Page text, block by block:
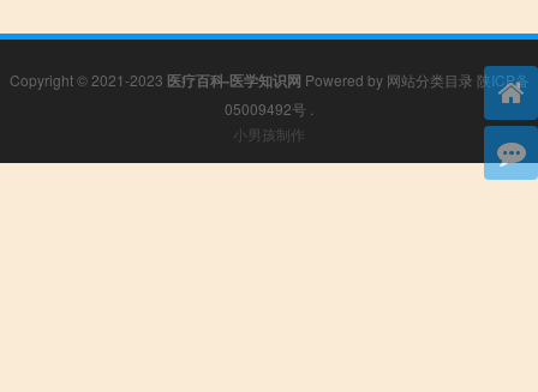
Copyright © 2021-2023 医疗百科-医学知识网 Powered by 网站分类目录 陕ICP备
05009492号
小男孩制作